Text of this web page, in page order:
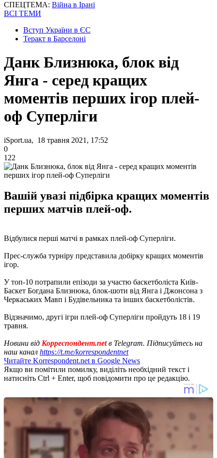
СПЕЦТЕМА: Війна в Ірані
ВСІ ТЕМИ
Вступ України в ЄС
Теракт в Барселоні
Данк Близнюка, блок від
Янга - серед кращих
моментів перших ігор плей-
оф Суперліги
iSport.ua, 18 травня 2021, 17:52
0
122
Вашій увазі підбірка кращих моментів
перших матчів плей-оф.
Відбулися перші матчі в рамках плей-оф Суперліги.
Прес-служба турніру представила добірку кращих моментів
ігор.
У топ-10 потрапили епізоди за участю баскетболіста Київ-
Баскет Богдана Близнюка, блок-шоти від Янга і Джонсона з
Черкаських Мавп і Будівельника та інших баскетболістів.
Відзначимо, другі ігри плей-оф Суперліги пройдуть 18 і 19
травня.
Новини від Корреспондент.netв Telegram. Підписуйтесь на
наш канал https://t.me/korrespondentnet
Читайте Korrespondent.net в Google News
Якщо ви помітили помилку, виділіть необхідний текст і
натисніть Ctrl + Enter, щоб повідомити про це редакцію.